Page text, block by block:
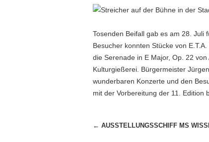
Tosenden Beifall gab es am 28. Juli
Besucher konnten Stücke von
die Serenade in E Major, Op. 22
Kulturgießerei. Bürgermeister
wunderbaren Konzerte und den
mit der Vorbereitung der 11. Edition
Beitragsnavigation
← AUSSTELLUNGSSCHIFF MS